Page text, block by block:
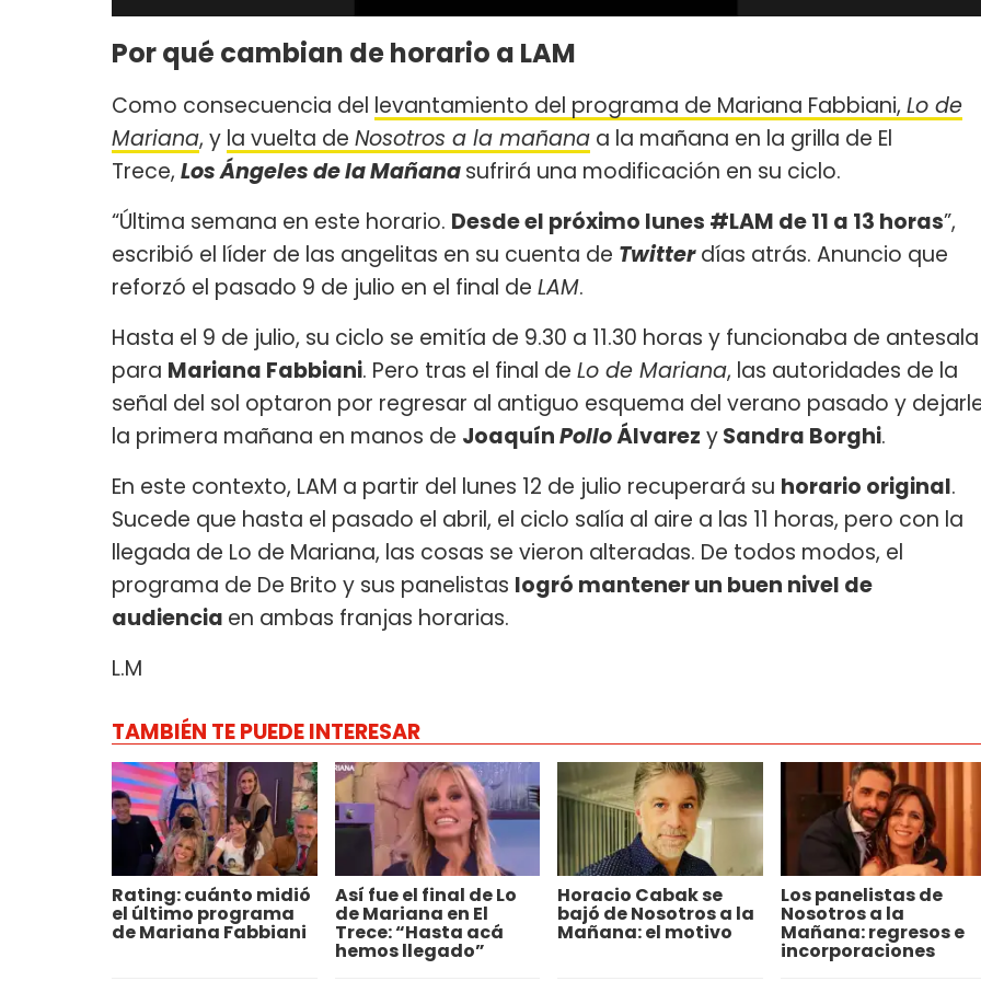
Por qué cambian de horario a LAM
Como consecuencia del levantamiento del programa de Mariana Fabbiani, Lo de
Mariana, y la vuelta de Nosotros a la mañana a la mañana en la grilla de El
Trece, Los Ángeles de la Mañanasufrirá una modificación en su ciclo.
“Última semana en este horario. Desde el próximo lunes #LAM de 11 a 13 horas”,
escribió el líder de las angelitas en su cuenta de Twitterdías atrás. Anuncio que
reforzó el pasado 9 de julio en el final de LAM.
Hasta el 9 de julio, su ciclo se emitía de 9.30 a 11.30 horas y funcionaba de antesala
para Mariana Fabbiani. Pero tras el final de Lo de Mariana, las autoridades de la
señal del sol optaron por regresar al antiguo esquema del verano pasado y
la primera mañana en manos de JoaquínPolloÁlvarez ySandra Borghi.
En este contexto, LAM a partir del lunes 12 de julio recuperará su horario original.
Sucede que hasta el pasado el abril, el ciclo salía al aire a las 11 horas, pero con la
llegada de Lo de Mariana, las cosas se vieron alteradas. De todos modos, el
programa de De Brito y sus panelistas logró mantener un buen nivel de
audiencia en ambas franjas horarias.
L.M
TAMBIÉN TE PUEDE INTERESAR
Rating: cuánto midió
el último programa
de Mariana Fabbiani
Así fue el final de Lo
de Mariana en El
Trece: “Hasta acá
hemos llegado”
Horacio Cabak se
bajó de Nosotros a la
Mañana: el motivo
Los panelistas de
Nosotros a la
Mañana: regresos e
incorporaciones